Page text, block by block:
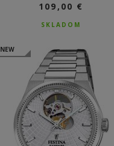
109,00 €
SKLADOM
NEW